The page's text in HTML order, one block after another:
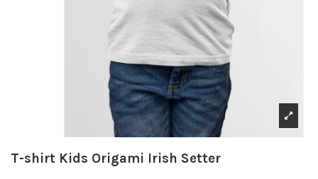
T-shirt Kids Origami Irish Setter